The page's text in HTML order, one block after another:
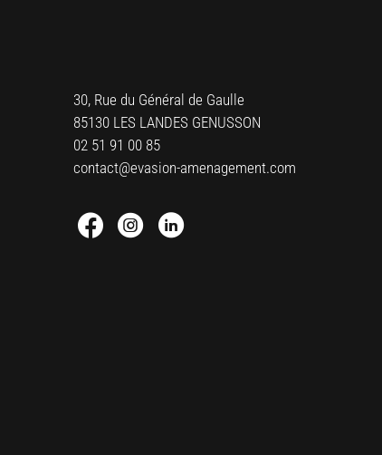
30, Rue du Général de Gaulle
85130 LES LANDES GENUSSON
02 51 91 00 85
contact@evasion-amenagement.com
Facebook : Round
Instagram : Round
Linkedin : Round